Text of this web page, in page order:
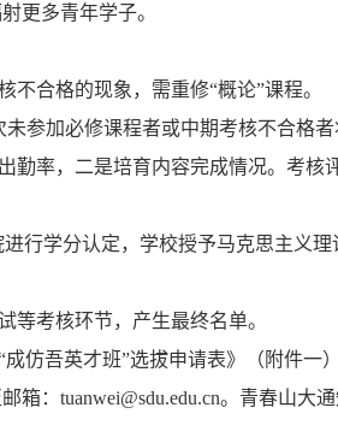
更多青年学子。
不合格的现象，需重修“概论”课程。
未参加必修课程者或中期考核不合格者
勤率，二是培育内容完成情况。考核
行学分认定，学校授予马克思主义理
等考核环节，产生最终名单。
成仿吾英才班”选拔申请表》（附件一
箱： tuanwei@sdu.edu.cn。青春山大